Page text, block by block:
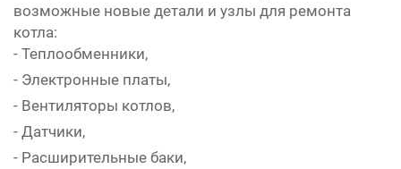
возможные новые детали и узлы для ремонта
котла:
- Теплообменники,
- Электронные платы,
- Вентиляторы котлов,
- Датчики,
- Расширительные баки,